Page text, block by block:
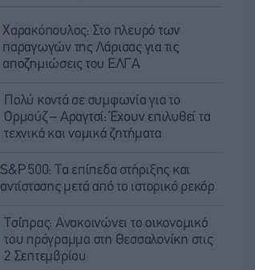
Χαρακόπουλος: Στο πλευρό των
παραγωγών της Λάρισας για τις
αποζημιώσεις του ΕΛΓΑ
Πολύ κοντά σε συμφωνία για το
Ορμούζ – Αραγτσί: Έχουν επιλυθεί τα
τεχνικά και νομικά ζητήματα
S&P 500: Τα επίπεδα στήριξης και
αντίστασης μετά από το ιστορικό ρεκόρ
Τσίπρας: Ανακοινώνει το οικονομικό
του πρόγραμμα στη Θεσσαλονίκη στις
2 Σεπτεμβρίου